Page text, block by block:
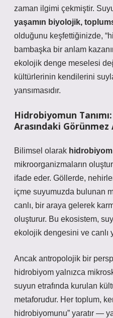
zaman ilgimi çekmiştir.
yaşamın biyolojik,
olduğunu keşfettiğinizde,
bambaşka bir anlam
ekolojik denge meselesi
kültürlerinin kendilerini
yansımasıdır.
Hidrobiyomun
Arasındaki Görünmez
Bilimsel olarak hidrobiyom
mikroorganizmaların
ifade eder. Göllerde,
içme suyumuzda bulunan
canlı, bir araya gelerek
oluşturur. Bu ekosistem,
ekolojik dengesini ve canlı
Ancak antropolojik bir
hidrobiyom yalnızca
suyun etrafında kurulan
metaforudur. Her toplum,
hidrobiyomunu” yaratır —